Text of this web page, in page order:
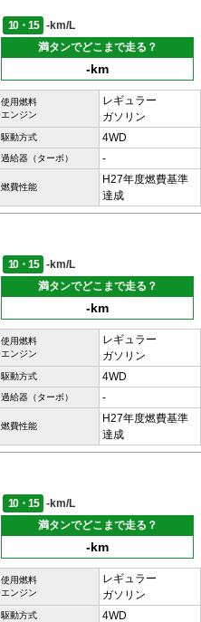
10・15
-km/L
満タンでどこまで走る？
-km
使用燃料
エンジン
レギュラー
ガソリン
駆動方式 4WD
過給器（ターボ） -
燃費性能
H27年度燃費基準
達成
10・15
-km/L
満タンでどこまで走る？
-km
使用燃料
エンジン
レギュラー
ガソリン
駆動方式 4WD
過給器（ターボ） -
燃費性能
H27年度燃費基準
達成
10・15
-km/L
満タンでどこまで走る？
-km
使用燃料
エンジン
レギュラー
ガソリン
駆動方式 4WD